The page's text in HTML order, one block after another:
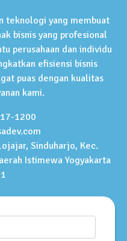
teknologi yang membuat
bisnis yang profesional
perusahaan dan individu
efisiensi bisnis
puas dengan kualitas
kami.
1200
Sinduharjo, Kec.
Istimewa Yogyakarta